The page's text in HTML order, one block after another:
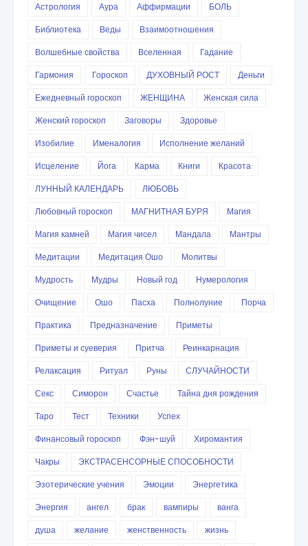
Астрология Аура Аффирмации
БОЛЬ
Библиотека
Веды
Взаимоотношения
Волшебные свойства
Вселенная
Гадание
Гармония
Гороскоп ДУХОВНЫЙ РОСТ
Деньги
Ежедневный гороскоп
ЖЕНЩИНА
Женская сила
Женский гороскоп
Заговоры
Здоровье
Изобилие
Именалогия
Исполнение желаний
Исцеление
Йога Карма Книги
Красота
ЛУННЫЙ КАЛЕНДАРЬ
ЛЮБОВЬ
Любовный гороскоп
МАГНИТНАЯ БУРЯ
Магия
Магия камней
Магия чисел Мандала
Мантры
Медитации
Медитация Ошо
Молитвы
Мудрость
Мудры Новый год
Нумерология
Очищение
Ошо Пасха Полнолуние
Порча
Практика
Предназначение
Приметы
Приметы и суеверия
Притча
Реинкарнация
Релаксация
Ритуал Руны
СЛУЧАЙНОСТИ
Секс
Симорон Счастье
Тайна дня рождения
Таро
Тест Техники
Успех
Финансовый гороскоп
Фэн-шуй
Хиромантия
Чакры
ЭКСТРАСЕНСОРНЫЕ СПОСОБНОСТИ
Эзотерические учения
Эмоции
Энергетика
Энергия
ангел брак вампиры
ванга
душа
желание женственность
жизнь